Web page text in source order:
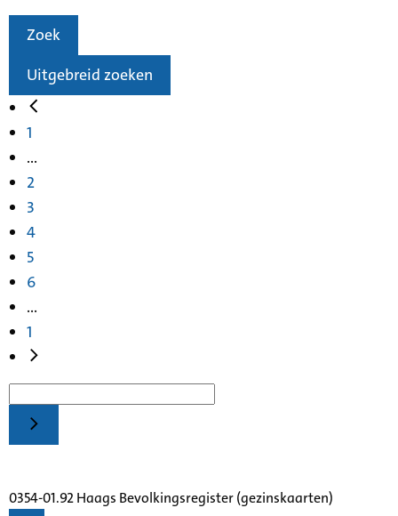
Zoek
Uitgebreid zoeken
1
...
2
3
4
5
6
...
1
0354-01.92 Haags Bevolkingsregister (gezinskaarten)